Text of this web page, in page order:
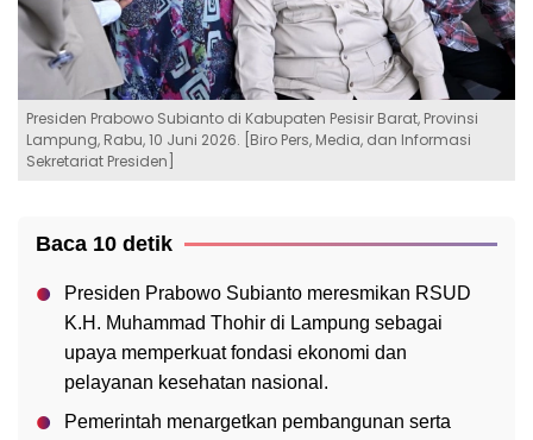
Presiden Prabowo Subianto di Kabupaten Pesisir Barat, Provinsi
Lampung, Rabu, 10 Juni 2026. [Biro Pers, Media, dan Informasi
Sekretariat Presiden]
Baca 10 detik
Presiden Prabowo Subianto meresmikan RSUD
K.H. Muhammad Thohir di Lampung sebagai
upaya memperkuat fondasi ekonomi dan
pelayanan kesehatan nasional.
Pemerintah menargetkan pembangunan serta